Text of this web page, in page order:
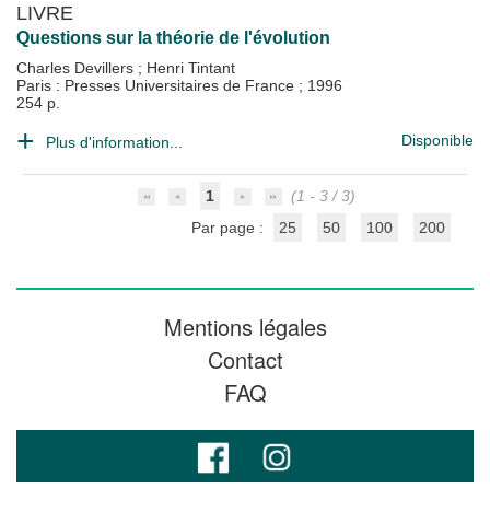
LIVRE
Questions sur la théorie de l'évolution
Charles Devillers ; Henri Tintant
Paris : Presses Universitaires de France ; 1996
254 p.
Plus d'information... Disponible
1
(1 - 3 / 3)
Par page :
25 50 100 200
Mentions légales
Contact
FAQ